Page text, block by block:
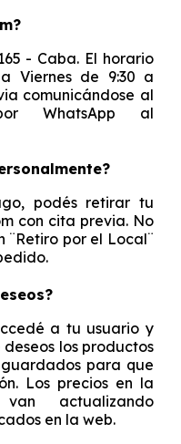
- Caba. El horario
Viernes de 9:30 a
comunicándose al
WhatsApp al
podés retirar tu
con cita previa. No
¨Retiro por el Local¨
a tu usuario y
los productos
para que
Los precios en la
actualizando
en la web.